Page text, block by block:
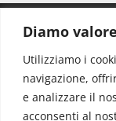
Diamo
Utilizziamo i
navigazione,
e analizzare il
acconsenti al
CONTATTI.
Redazione:
Direttore: